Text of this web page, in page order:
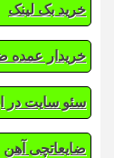
خرید بک لینک
خریدار عمده
سئو سایت در
ضایعاتچی آهن